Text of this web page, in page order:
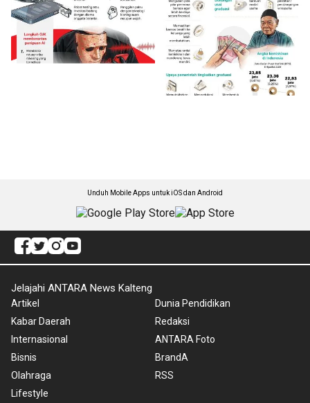
Unduh Mobile Apps untuk iOS dan Android
Jelajahi ANTARA News Kalteng
Artikel
Kabar Daerah
Internasional
Bisnis
Olahraga
Lifestyle
Dunia Pendidikan
Redaksi
ANTARA Foto
BrandA
RSS